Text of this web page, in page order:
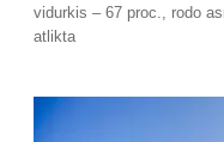
vidurkis – 67 proc., rodo
atlikta